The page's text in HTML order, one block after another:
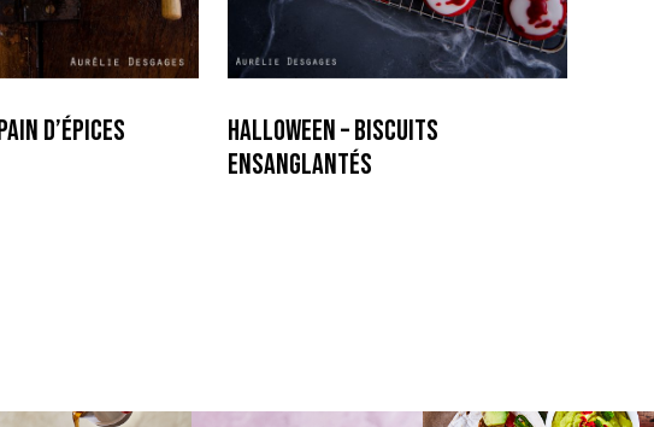
d’épices
Halloween – Biscuits
ensanglantés